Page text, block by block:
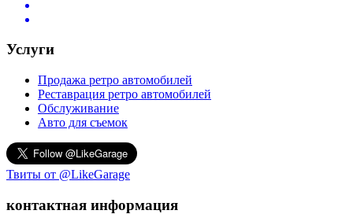
Услуги
Продажа ретро автомобилей
Реставрация ретро автомобилей
Обслуживание
Авто для съемок
Твиты от @LikeGarage
контактная информация